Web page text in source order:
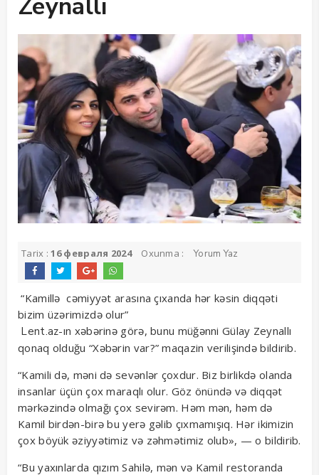
Zeynallı
Tarix :16 февраля 2024 Oxunma : Yorum Yaz
“Kamillə cəmiyyət arasına çıxanda hər kəsin diqqəti
bizim üzərimizdə olur”
Lent.az-ın xəbərinə görə, bunu müğənni Gülay Zeynallı
qonaq olduğu “Xəbərin var?” maqazin verilişində bildirib.
“Kamili də, məni də sevənlər çoxdur. Biz birlikdə olanda
insanlar üçün çox maraqlı olur. Göz önündə və diqqət
mərkəzində olmağı çox sevirəm. Həm mən, həm də
Kamil birdən-birə bu yerə gəlib çıxmamışıq. Hər ikimizin
çox böyük əziyyətimiz və zəhmətimiz olub», — o bildirib.
“Bu yaxınlarda qızım Sahilə, mən və Kamil restoranda